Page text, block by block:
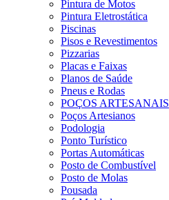
Pintura de Motos
Pintura Eletrostática
Piscinas
Pisos e Revestimentos
Pizzarias
Placas e Faixas
Planos de Saúde
Pneus e Rodas
POÇOS ARTESANAIS
Poços Artesianos
Podologia
Ponto Turístico
Portas Automáticas
Posto de Combustível
Posto de Molas
Pousada